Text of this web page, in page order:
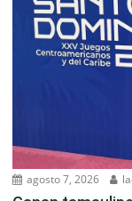
agosto 7, 2026